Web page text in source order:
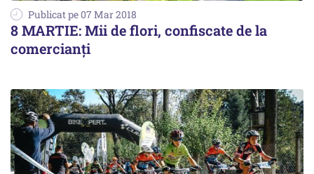
Publicat pe 07 Mar 2018
8 MARTIE: Mii de flori, confiscate de la
comercianţi